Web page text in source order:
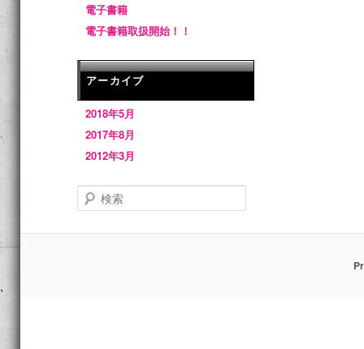
電子書籍
電子書籍取扱開始！！
アーカイブ
2018年5月
2017年8月
2012年3月
検
索